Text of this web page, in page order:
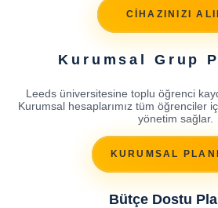
CİHAZINIZI
Kurumsal Grup
Leeds üniversitesine toplu öğrenci
Kurumsal hesaplarımız tüm öğrenciler
yönetim sağlar.
KURUMSAL
Bütçe Dostu